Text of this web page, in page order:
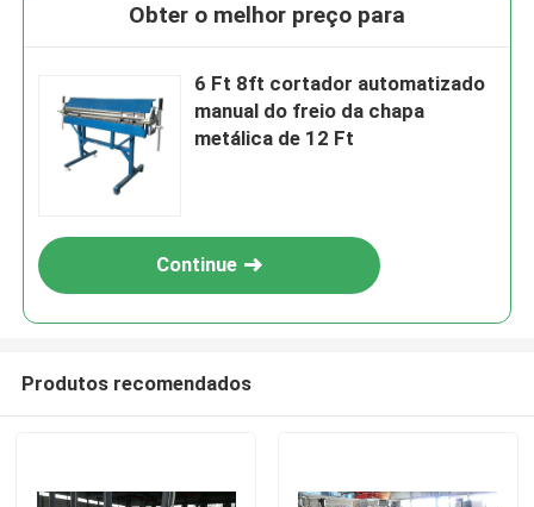
Obter o melhor preço para
6 Ft 8ft cortador automatizado
manual do freio da chapa
metálica de 12 Ft
Continue
Produtos recomendados